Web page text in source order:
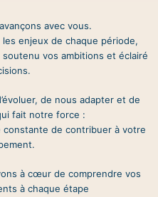
avec vous.
enjeux de chaque période,
vos ambitions et éclairé
de nous adapter et de
fait notre force :
constante de contribuer à votre
à cœur de comprendre vos
à chaque étape